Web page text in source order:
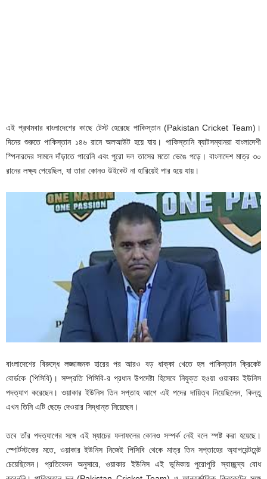
এই প্রথমবার বাংলাদেশের কাছে টেস্ট হেরেছে পাকিস্তান (Pakistan Cricket Team)।
দিনের শুরুতে পাকিস্তান ১৪৬ রানে অলআউট হয়ে যায়। পাকিস্তানি ব্যাটসম্যানরা বাংলাদেশী
স্পিনারদের সামনে দাঁড়াতে পারেনি এবং পুরো দল তাসের মতো ভেঙে পড়ে। বাংলাদেশ মাত্র ৩০
রানের লক্ষ্য পেয়েছিল, যা তারা কোনও উইকেট না হারিয়েই পার হয়ে যায়।
বাংলাদেশের বিরুদ্ধে লজ্জাজনক হারের পর আরও বড় ধাক্কা খেতে হল পাকিস্তান ক্রিকেট
বোর্ডকে (পিসিবি)। সম্প্রতি পিসিবি-র প্রধান উপদেষ্টা হিসেবে নিযুক্ত হওয়া ওয়াকার ইউনিস
পদত্যাগ করেছেন। ওয়াকার ইউনিস তিন সপ্তাহ আগে এই পদের দায়িত্ব নিয়েছিলেন, কিন্তু
এখন তিনি এটি ছেড়ে দেওয়ার সিদ্ধান্ত নিয়েছেন।
তবে তাঁর পদত্যাগের সঙ্গে এই ম্যাচের ফলাফলের কোনও সম্পর্ক নেই বলে স্পষ্ট করা হয়েছে।
স্পোর্টস্টকের মতে, ওয়াকার ইউনিস নিজেই পিসিবি থেকে মাত্র তিন সপ্তাহের অ্যাপয়েন্টমেন্ট
চেয়েছিলেন। প্রতিবেদন অনুসারে, ওয়াকার ইউনিস এই ভূমিকায় পুরোপুরি স্বাচ্ছন্দ্য বোধ